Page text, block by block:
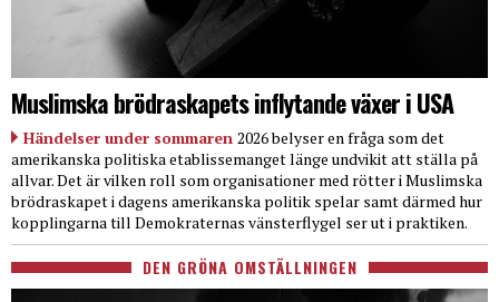
Muslimska brödraskapets inflytande växer i USA
Händelser under sommaren 2026 belyser en fråga som det
amerikanska politiska etablissemanget länge undvikit att ställa på
allvar. Det är vilken roll som organisationer med rötter i Muslimska
brödraskapet i dagens amerikanska politik spelar samt därmed hur
kopplingarna till Demokraternas vänsterflygel ser ut i praktiken.
DEN GRÖNA OMSTÄLLNINGEN